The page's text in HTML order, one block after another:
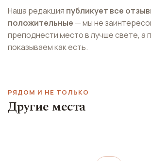
Наша редакция публикует все
положительные — мы не
преподнести место в лучше свете, а
показываем как есть.
РЯДОМ И НЕ ТОЛЬКО
Другие места
Рембрандтпарк
Мюзик-холл